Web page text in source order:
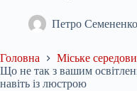
Петро Семененко
Головна
Міське
Що не так з вашим
навіть із люстрою